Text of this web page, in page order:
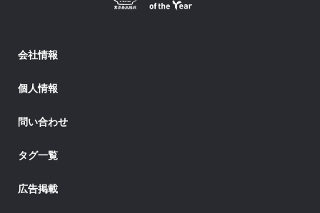
会社情報
個人情報
問い合わせ
タグ一覧
広告掲載